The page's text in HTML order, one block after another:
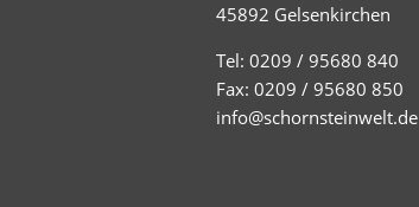
45892 Gelsenkirchen
Tel: 0209 / 95680 840
Fax: 0209 / 95680 850
info@schornsteinwelt.de